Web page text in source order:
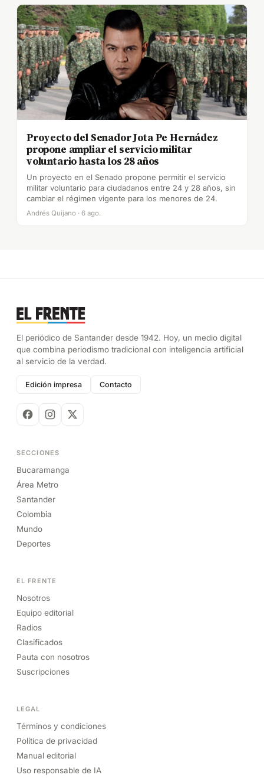
Proyecto del Senador Jota Pe Hernádez
propone ampliar el servicio militar
voluntario hasta los 28 años
Un proyecto en el Senado propone permitir el servicio
militar voluntario para ciudadanos entre 24 y 28 años, sin
cambiar el régimen vigente para los menores de 24.
Andrés Quijano · 6 ago.
El periódico de Santander desde 1942. Hoy, un medio digital
que combina periodismo tradicional con inteligencia artificial
al servicio de la verdad.
Edición impresa Contacto
SECCIONES
Bucaramanga
Área Metro
Santander
Colombia
Mundo
Deportes
EL FRENTE
Nosotros
Equipo editorial
Radios
Clasificados
Pauta con nosotros
Suscripciones
LEGAL
Términos y condiciones
Política de privacidad
Manual editorial
Uso responsable de IA